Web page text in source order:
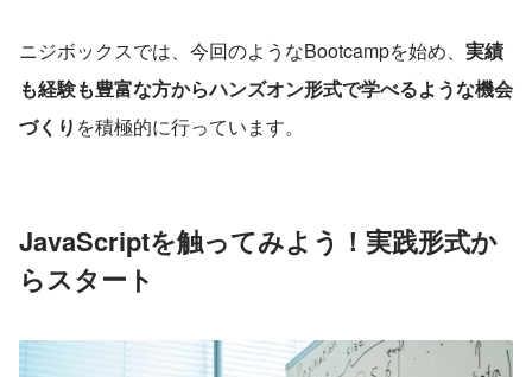
ニジボックスでは、今回のようなBootcampを始め、 実績
も経験も豊富な方からハンズオン形式で学べるような機会
づくり を積極的に行っています。
JavaScriptを触ってみよう！実践形式か
らスタート